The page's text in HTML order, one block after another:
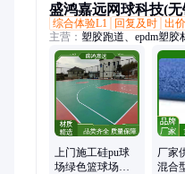
盛鸿嘉远网球科技(无
综合体验L1
回复及时 出
主营： 塑胶跑道、epdm塑胶
网球场、板式网球场、
充人造草坪、曲棍球场人造
跑道、混合型塑胶跑道、学
榄球场人造草坪
上门施工硅pu球
场绿色篮球场羽
厂家
混合